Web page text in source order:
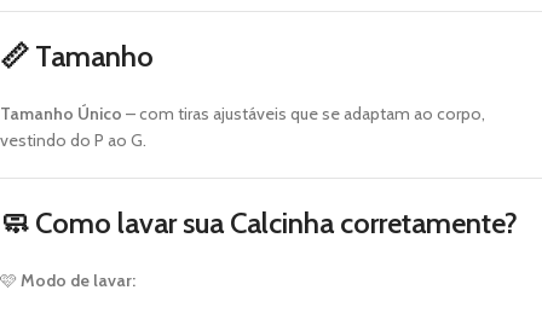
📏 Tamanho
Tamanho Único – com tiras ajustáveis que se adaptam ao corpo,
vestindo do P ao G.
🧼 Como lavar sua Calcinha corretamente?
🩷 Modo de lavar: